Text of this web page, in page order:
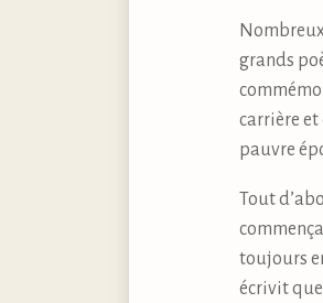
grands
carrière et
pauvre
Tout
toujours
écrivit